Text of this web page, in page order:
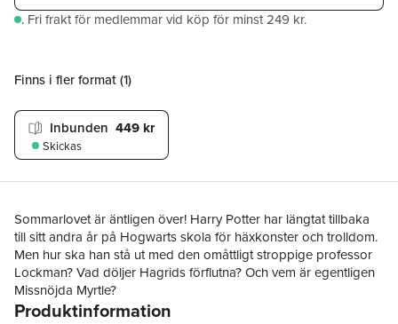
. Fri frakt för medlemmar vid köp för minst 249 kr.
Finns i fler format (1)
Inbunden 449 kr
Skickas
Sommarlovet är äntligen över! Harry Potter har längtat tillbaka
till sitt andra år på Hogwarts skola för häxkonster och trolldom.
Men hur ska han stå ut med den omåttligt stroppige professor
Lockman? Vad döljer Hagrids förflutna? Och vem är egentligen
Missnöjda Myrtle?
Produktinformation